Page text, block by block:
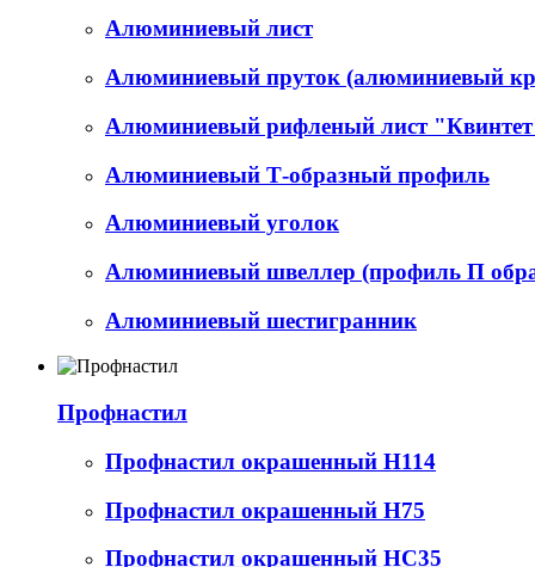
Алюминиевый лист
Алюминиевый пруток (алюминиевый
Алюминиевый рифленый лист
Алюминиевый Т-образный профиль
Алюминиевый уголок
Алюминиевый швеллер (профиль П
Алюминиевый шестигранник
Профнастил
Профнастил окрашенный Н114
Профнастил окрашенный Н75
Профнастил окрашенный НС35